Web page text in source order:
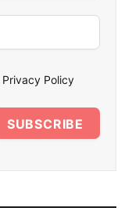
Privacy Policy
SUBSCRIBE